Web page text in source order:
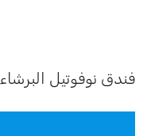
فندق نوفوتيل البرشاء